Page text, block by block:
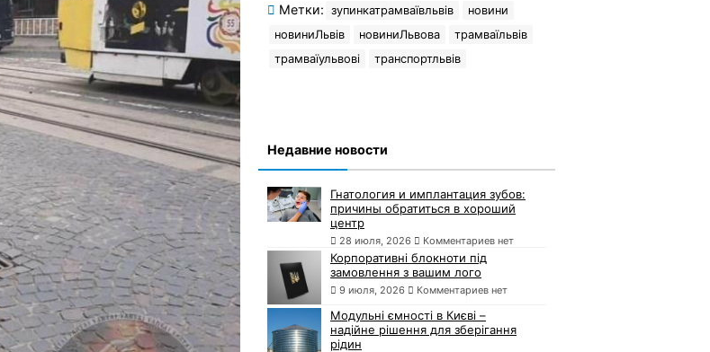
Метки: зупинкатрамваївльвів
новини
новиниЛьвів
новиниЛьвова
трамваїльвів
трамваїульвові
транспортльвів
Недавние новости
Гнатология и имплантация зубов:
причины обратиться в хороший
центр
28 июля, 2026 Комментариев нет
Корпоративні блокноти під
замовлення з вашим лого
9 июля, 2026 Комментариев нет
Модульні ємності в Києві –
надійне рішення для зберігання
рідин